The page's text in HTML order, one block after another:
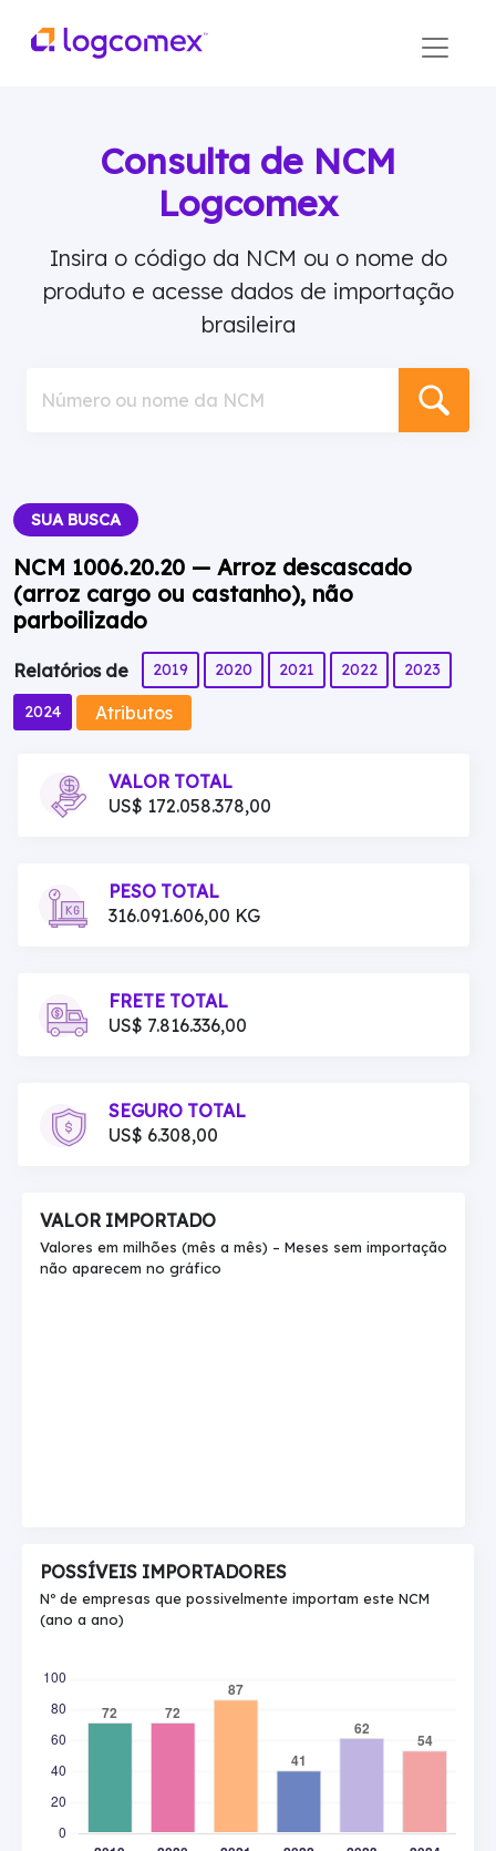
Consulta de NCM
Logcomex
Insira o código da NCM ou o nome do
produto e acesse dados de importação
brasileira
Número ou nome da NCM
SUA BUSCA
NCM 1006.20.20 — Arroz descascado
(arroz cargo ou castanho), não
parboilizado
Relatórios de 2019 2020 2021 2022 2023
2024 Atributos
VALOR TOTAL
US$ 172.058.378,00
PESO TOTAL
316.091.606,00 KG
FRETE TOTAL
US$ 7.816.336,00
SEGURO TOTAL
US$ 6.308,00
VALOR IMPORTADO
Valores em milhões (mês a mês) – Meses sem importação
não aparecem no gráfico
POSSÍVEIS IMPORTADORES
Nº de empresas que possivelmente importam este NCM
(ano a ano)